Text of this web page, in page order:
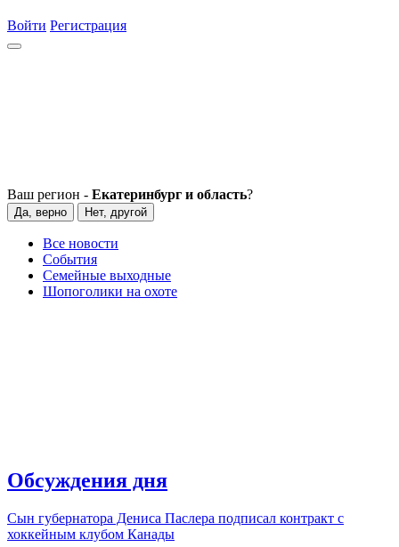
Войти Регистрация
Ваш регион - Екатеринбург и область?
Да, верно Нет, другой
Все новости
События
Семейные выходные
Шопоголики на охоте
Обсуждения дня
Сын губернатора Дениса Паслера подписал контракт с
хоккейным клубом Канады